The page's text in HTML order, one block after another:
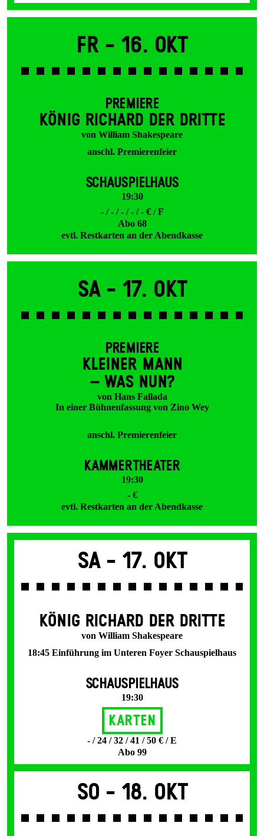
Fr - 16. Okt
PREMIERE
KÖNIG RICHARD DER DRITTE
von William Shakespeare
anschl. Premierenfeier
SCHAUSPIELHAUS
19:30
- / - / - / - / - € / F
Abo 68
evtl. Restkarten an der Abendkasse
Sa - 17. Okt
PREMIERE
KLEINER MANN
– WAS NUN?
von Hans Fallada
In einer Bühnenfassung von Zino Wey
anschl. Premierenfeier
KAMMERTHEATER
19:30
- €
evtl. Restkarten an der Abendkasse
Sa - 17. Okt
KÖNIG RICHARD DER DRITTE
von William Shakespeare
18:45 Einführung im Unteren Foyer Schauspielhaus
SCHAUSPIELHAUS
19:30
Karten
- / 24 / 32 / 41 / 50 € / E
Abo 99
So - 18. Okt